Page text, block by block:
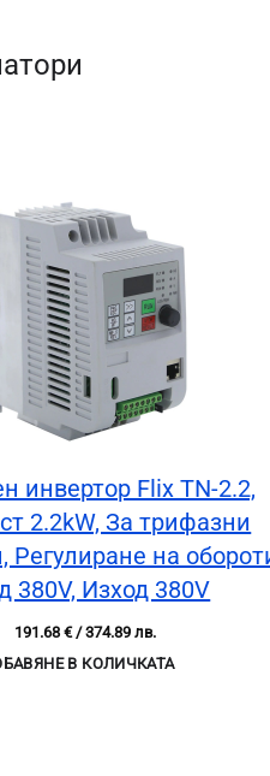
инвертор Flix TN-2.2,
2.2kW, За трифазни
Регулиране на
380V, Изход 380V
191.68 €/ 374.89 лв.
В КОЛИЧКАТА